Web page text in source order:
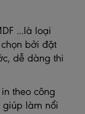
...là loại
bởi đặt
dễ dàng thi
theo công
giúp làm nổi